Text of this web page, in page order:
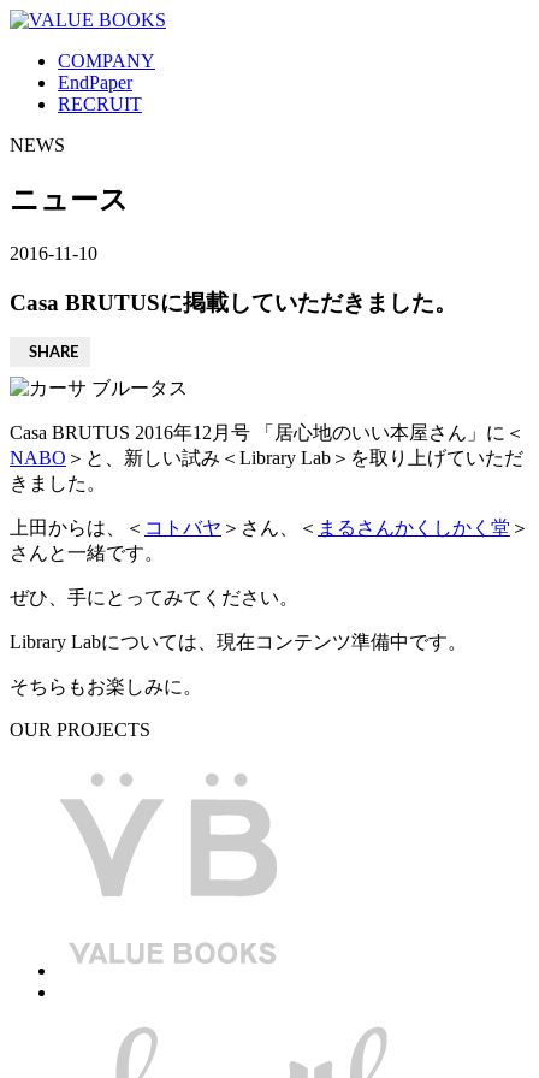
COMPANY
EndPaper
RECRUIT
NEWS
ニュース
2016-11-10
Casa BRUTUSに掲載していただきました。
SHARE
Casa BRUTUS 2016年12月号 「居心地のいい本屋さん」に＜
NABO ＞と、新しい試み＜Library Lab＞を取り上げていただ
きました。
上田からは、＜ コトバヤ ＞さん、＜ まるさんかくしかく堂 ＞
さんと一緒です。
ぜひ、手にとってみてください。
Library Labについては、現在コンテンツ準備中です。
そちらもお楽しみに。
OUR PROJECTS